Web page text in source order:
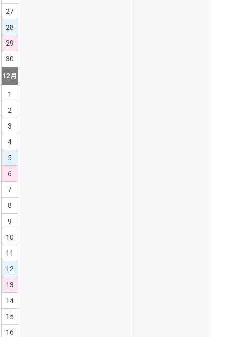
27
28
29
30
12月
1
2
3
4
5
6
7
8
9
10
11
12
13
14
15
16